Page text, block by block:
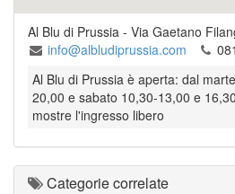
Al Blu di Prussia - Via Gaetano
info@albludiprussia.com
Al Blu di Prussia è aperta: dal
20,00 e sabato 10,30-13,00 e
mostre l'ingresso libero
Categorie correlate